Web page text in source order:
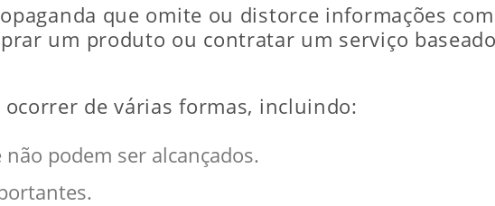
que omite ou distorce informações
um produto ou contratar um serviço
de várias formas, incluindo:
podem ser alcançados.